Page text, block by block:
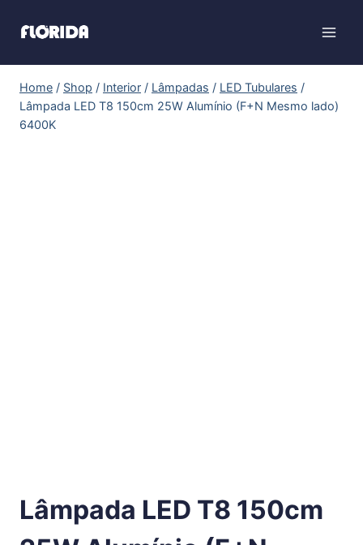
Home / Shop / Interior / Lâmpadas / LED Tubulares /
Lâmpada LED T8 150cm 25W Alumínio (F+N Mesmo lado)
6400K
Lâmpada LED T8 150cm